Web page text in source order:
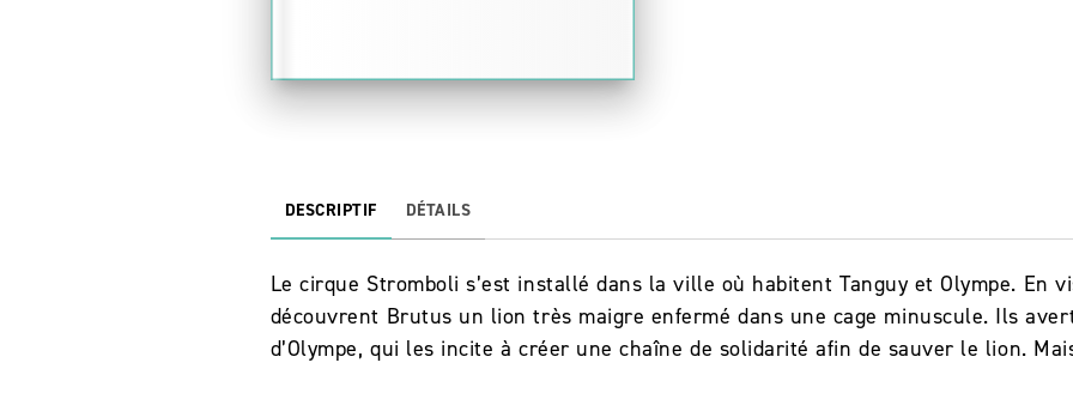
DESCRIPTIF DÉTAILS
Le cirque Stromboli s’est installé dans la ville où habitent Tanguy et Olympe. En
découvrent Brutus un lion très maigre enfermé dans une cage minuscule. Ils
d’Olympe, qui les incite à créer une chaîne de solidarité afin de sauver le lion.